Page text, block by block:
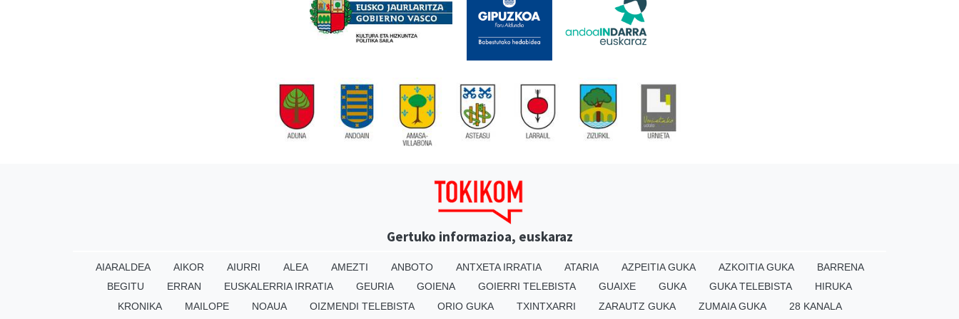
Gertuko informazioa, euskaraz
AIARALDEA AIKOR AIURRI ALEA AMEZTI ANBOTO ANTXETA IRRATIA ATARIA AZPEITIA GUKA AZKOITIA GUKA
BARRENA
BEGITU
ERRAN EUSKALERRIA IRRATIA GEURIA GOIENA GOIERRI TELEBISTA GUAIXE GUKA GUKA TELEBISTA
HIRUKA
KRONIKA
MAILOPE NOAUA OIZMENDI TELEBISTA ORIO GUKA TXINTXARRI ZARAUTZ GUKA ZUMAIA GUKA 28 KANALA